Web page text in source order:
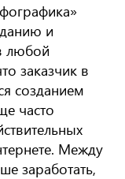
и
любой
заказчик в
созданием
часто
Между
заработать,